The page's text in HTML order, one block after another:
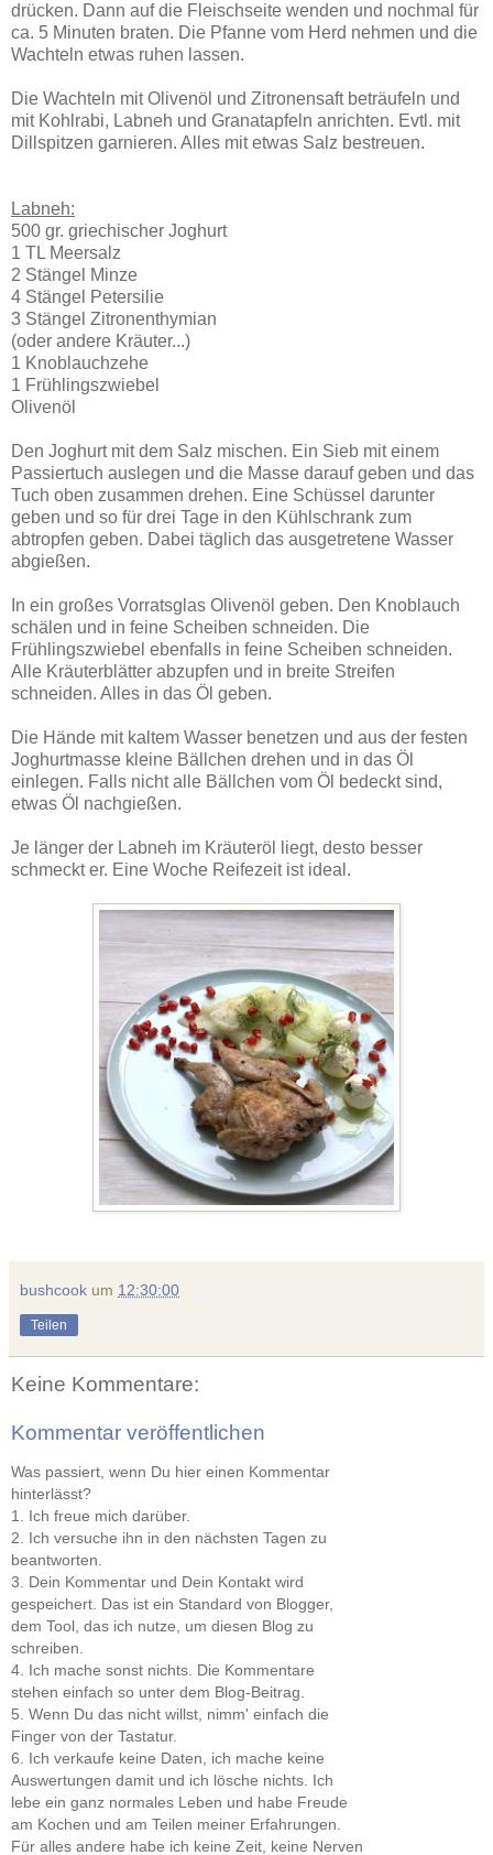
drücken. Dann auf die Fleischseite wenden und nochmal für
ca. 5 Minuten braten. Die Pfanne vom Herd nehmen und die
Wachteln etwas ruhen lassen.
Die Wachteln mit Olivenöl und Zitronensaft beträufeln und
mit Kohlrabi, Labneh und Granatapfeln anrichten. Evtl. mit
Dillspitzen garnieren. Alles mit etwas Salz bestreuen.
Labneh:
500 gr. griechischer Joghurt
1 TL Meersalz
2 Stängel Minze
4 Stängel Petersilie
3 Stängel Zitronenthymian
(oder andere Kräuter...)
1 Knoblauchzehe
1 Frühlingszwiebel
Olivenöl
Den Joghurt mit dem Salz mischen. Ein Sieb mit einem
Passiertuch auslegen und die Masse darauf geben und das
Tuch oben zusammen drehen. Eine Schüssel darunter
geben und so für drei Tage in den Kühlschrank zum
abtropfen geben. Dabei täglich das ausgetretene Wasser
abgießen.
In ein großes Vorratsglas Olivenöl geben. Den Knoblauch
schälen und in feine Scheiben schneiden. Die
Frühlingszwiebel ebenfalls in feine Scheiben schneiden.
Alle Kräuterblätter abzupfen und in breite Streifen
schneiden. Alles in das Öl geben.
Die Hände mit kaltem Wasser benetzen und aus der festen
Joghurtmasse kleine Bällchen drehen und in das Öl
einlegen. Falls nicht alle Bällchen vom Öl bedeckt sind,
etwas Öl nachgießen.
Je länger der Labneh im Kräuteröl liegt, desto besser
schmeckt er. Eine Woche Reifezeit ist ideal.
bushcook um 12:30:00
Teilen
Keine Kommentare:
Kommentar veröffentlichen
Was passiert, wenn Du hier einen Kommentar
hinterlässt?
1. Ich freue mich darüber.
2. Ich versuche ihn in den nächsten Tagen zu
beantworten.
3. Dein Kommentar und Dein Kontakt wird
gespeichert. Das ist ein Standard von Blogger,
dem Tool, das ich nutze, um diesen Blog zu
schreiben.
4. Ich mache sonst nichts. Die Kommentare
stehen einfach so unter dem Blog-Beitrag.
5. Wenn Du das nicht willst, nimm' einfach die
Finger von der Tastatur.
6. Ich verkaufe keine Daten, ich mache keine
Auswertungen damit und ich lösche nichts. Ich
lebe ein ganz normales Leben und habe Freude
am Kochen und am Teilen meiner Erfahrungen.
Für alles andere habe ich keine Zeit, keine Nerven